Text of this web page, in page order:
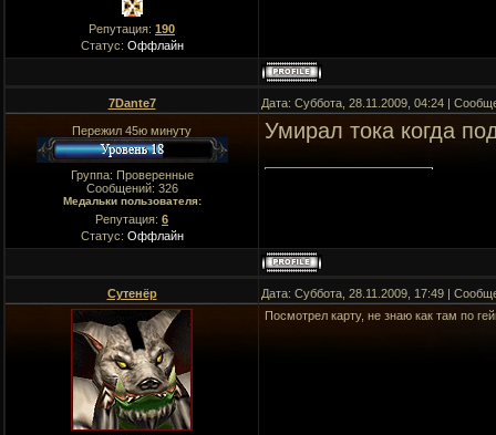
Репутация: 190
Статус: Оффлайн
7Dante7 Дата: Суббота, 28.11.2009, 04:24 |
Пережил 45ю минуту
Группа: Проверенные
Сообщений: 326
Медальки пользователя:
Репутация: 6
Статус: Оффлайн
Умирал тока когда
Сутенёр Дата: Суббота, 28.11.2009, 17:49 |
Посмотрел карту, не знаю как там по